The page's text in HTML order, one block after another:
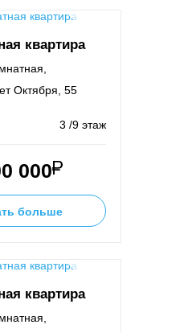
квартира
Октября, 55
3 /9 этаж
000
больше
квартира